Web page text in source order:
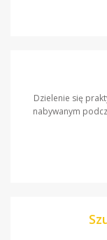
Dzielenie się
nabywanym